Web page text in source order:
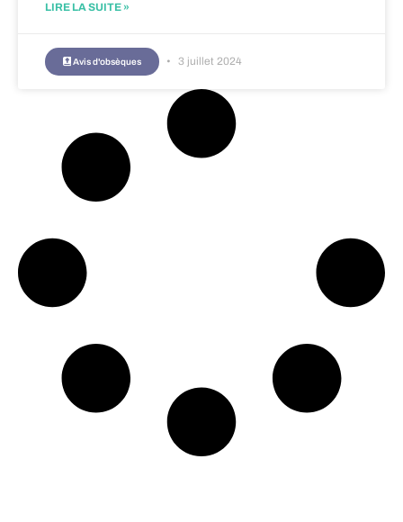
LIRE LA SUITE »
Avis d'obsèques 3 juillet 2024